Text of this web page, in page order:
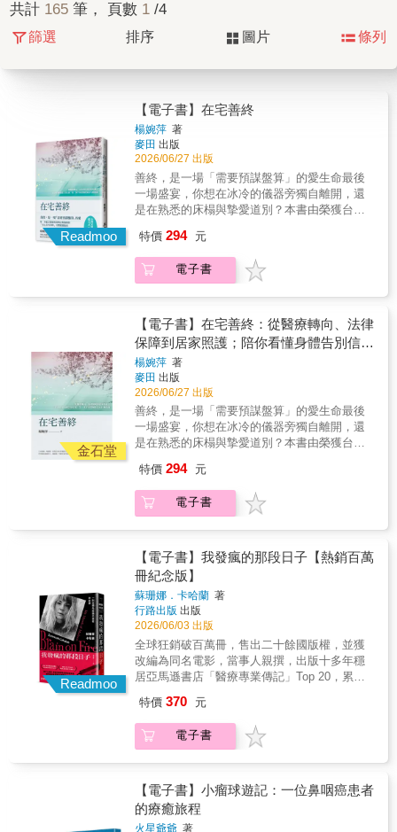
共計 165 筆， 頁數 1 /4
篩選 排序 圖片 條列
Readmoo
【電子書】在宅善終
楊婉萍 著
麥田 出版
2026/06/27 出版
善終，是一場「需要預謀盤算」的愛生命最後
一場盛宴，你想在冰冷的儀器旁獨自離開，還
是在熟悉的床榻與摯愛道別？本書由榮獲台灣
宅善終、擁有豐富專業照護經驗與法律素養的
「佑平居家護理所」楊婉萍所長執筆第一本結
合醫療專業與法規保障的「安心在宅善終」完
都有一個實際的案例，將末期病人照顧的知識
與經驗融合起來……書中的故事可能發生在台
灣每各個角落，各個家庭，舉一反三就可真正
學習。當人們遇到親愛的家人親友，得了疾病
末期，不願意也不能住院，希望在家中善終，
卻害怕不知道該怎麼辦？這本書提供了一個可
靠的完整的解方。本書除了提供給家有病人的
參考之外，也可以作為居家護理師的教科書，
為年輕的下一代以及較缺乏臨床經驗的護理師
提供了一個非常好的學習藍圖。★好評推薦
署署長朱為民／台中榮總家庭醫學科主任 畢柳
鶯／醫師、《斷食善終》作者陳玉鳳／台灣護
師醫療產業工會創會理事長陳英昭／社團法人
終協會理事長，胸腔重症暨安寧專科醫師陳麗
琴／中華民國護理師護士公會理事長游秀美／
前全國電子榮譽董事夫人黃三榮／萬國法律事
務所資深合夥律師黃勝堅／退休神經外科醫
師，前台北市聯合醫院總院長楊戊龍／國立高
雄大學政治法律系教授蔡淑鳳／衛生福利部護
理及健康照護司司長（依姓氏筆劃排序）● 本
書特色★第一手照護經驗：作者長期深耕安寧
提供真切而具體的指引。★完整實務指南：從
臨終徵兆辨識、末期醫療抉擇、安寧居家團隊
的協助，到靈性陪伴與後事安排，逐步帶領讀
者認識臨終歷程。★看懂生命列車的時刻表：
專業解說如何評估存活期，並教導家屬辨識皮
膚、呼吸、意識等生理「告別信號」，不再恐
懼，能更有餘裕地陪伴親人 。★居家照護的安
心錦囊：針對末期病人常見的「吃不下」、
特價 294 元
電子書
金石堂
【電子書】在宅善終：從醫療轉向、法律
保障到居家照護；陪你看懂身體告別信
號，第一本不留遺憾的安心行動指南
楊婉萍 著
麥田 出版
2026/06/27 出版
善終，是一場「需要預謀盤算」的愛生命最後
一場盛宴，你想在冰冷的儀器旁獨自離開，還
是在熟悉的床榻與摯愛道別？本書由榮獲台灣
宅善終、擁有豐富專業照護經驗與法律素養的
「佑平居家護理所」楊婉萍所長執筆第一本結
合醫療專業與法規保障的「安心在宅善終」完
都有一個實際的案例，將末期病人照顧的知識
與經驗融合起來……書中的故事可能發生在台
灣每各個角落，各個家庭，舉一反三就可真正
學習。當人們遇到親愛的家人親友，得了疾病
末期，不願意也不能住院，希望在家中善終，
卻害怕不知道該怎麼辦？這本書提供了一個可
靠的完整的解方。本書除了提供給家有病人的
參考之外，也可以作為居家護理師的教科書，
為年輕的下一代以及較缺乏臨床經驗的護理師
提供了一個非常好的學習藍圖。★好評推薦
署署長朱為民／台中榮總家庭醫學科主任 畢柳
鶯／醫師、《斷食善終》作者陳玉鳳／台灣護
師醫療產業工會創會理事長陳英昭／社團法人
終協會理事長，胸腔重症暨安寧專科醫師陳麗
琴／中華民國護理師護士公會理事長游秀美／
前全國電子榮譽董事夫人黃三榮／萬國法律事
特價 294 元
電子書
Readmoo
【電子書】我發瘋的那段日子【熱銷百萬
冊紀念版】
蘇珊娜．卡哈蘭 著
行路出版 出版
2026/06/03 出版
全球狂銷破百萬冊，售出二十餘國版權，並獲
改編為同名電影，當事人親撰，出版十多年穩
居亞馬遜書店「醫療專業傳記」Top 20，累計
「好看極了！」寫下心理學、神經科學與免疫
學研究新頁，國際權威醫學期刊《刺胳針》力
薦！＊＊＊她究竟是「多重人格」，還是「邪
先，卡哈蘭只覺得左手臂不時隱隱刺痛，懷疑
遭到蟲咬，然而除蟲專家徹底檢查她的住處
後，掛保證沒有蟲害；她上醫院做了多種檢查
特價 370 元
電子書
【電子書】小瘤球遊記：一位鼻咽癌患者
的療癒旅程
火星爺爺 著